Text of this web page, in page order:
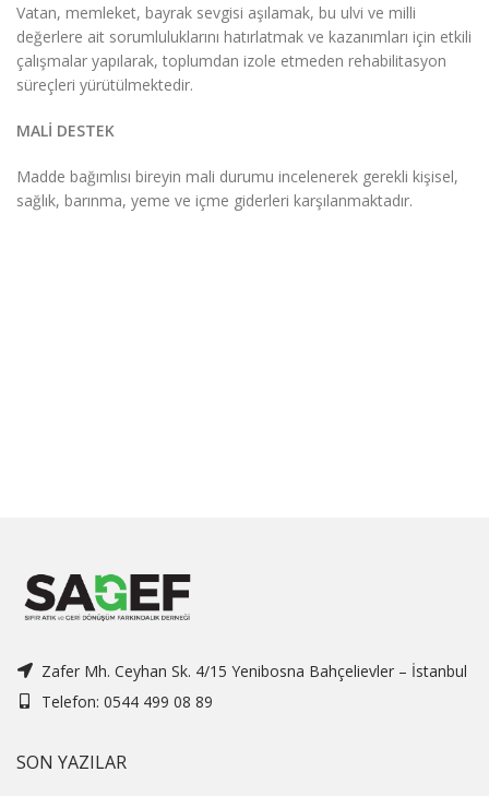
Vatan, memleket, bayrak sevgisi aşılamak, bu ulvi ve milli
değerlere ait sorumluluklarını hatırlatmak ve kazanımları için etkili
çalışmalar yapılarak, toplumdan izole etmeden rehabilitasyon
süreçleri yürütülmektedir.
MALİ DESTEK
Madde bağımlısı bireyin mali durumu incelenerek gerekli kişisel,
sağlık, barınma, yeme ve içme giderleri karşılanmaktadır.
Zafer Mh. Ceyhan Sk. 4/15 Yenibosna Bahçelievler – İstanbul
Telefon: 0544 499 08 89
SON YAZILAR